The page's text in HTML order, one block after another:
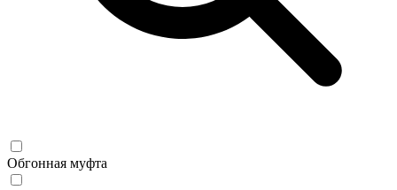
Обгонная муфта